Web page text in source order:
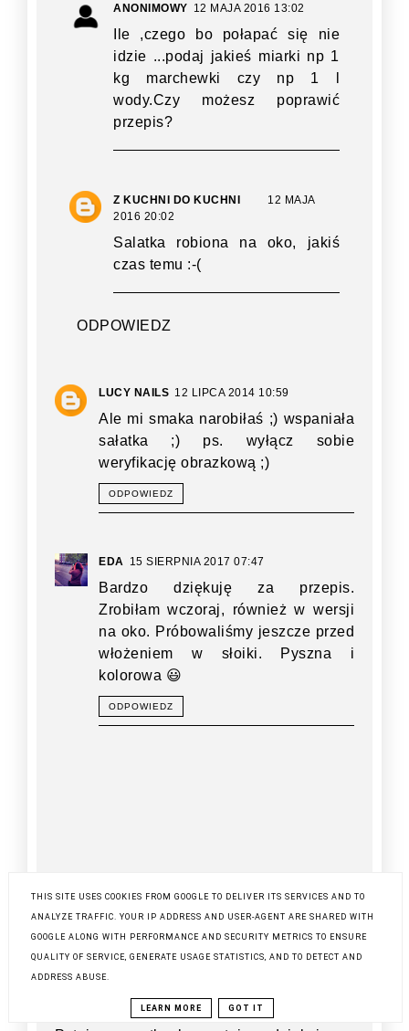
ANONIMOWY 12 MAJA 2016 13:02
Ile ,czego bo połapać się nie
idzie ...podaj jakieś miarki np 1
kg marchewki czy np 1 l
wody.Czy możesz poprawić
przepis?
Z KUCHNI DO KUCHNI
12 MAJA
2016 20:02
Salatka robiona na oko, jakiś
czas temu :-(
ODPOWIEDZ
LUCY NAILS 12 LIPCA 2014 10:59
Ale mi smaka narobiłaś ;) wspaniała
sałatka ;) ps. wyłącz sobie
weryfikację obrazkową ;)
ODPOWIEDZ
EDA 15 SIERPNIA 2017 07:47
Bardzo dziękuję za przepis.
Zrobiłam wczoraj, również w wersji
na oko. Próbowaliśmy jeszcze przed
włożeniem w słoiki. Pyszna i
kolorowa 😃
ODPOWIEDZ
Prześlij komentarz
THIS SITE USES COOKIES FROM GOOGLE TO DELIVER ITS SERVICES AND TO
ANALYZE TRAFFIC. YOUR IP ADDRESS AND USER-AGENT ARE SHARED WITH
GOOGLE ALONG WITH PERFORMANCE AND SECURITY METRICS TO ENSURE
QUALITY OF SERVICE, GENERATE USAGE STATISTICS, AND TO DETECT AND
ADDRESS ABUSE.
LEARN MORE GOT IT